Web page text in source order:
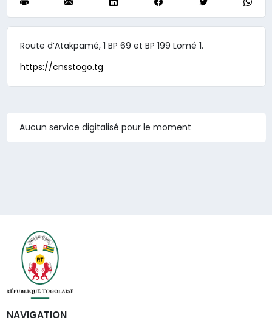
Route d’Atakpamé, 1 BP 69 et BP 199 Lomé 1.
https://cnsstogo.tg
Aucun service digitalisé pour le moment
NAVIGATION